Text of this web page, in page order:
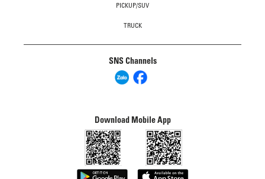
PICKUP/SUV
TRUCK
SNS Channels
Download Mobile App